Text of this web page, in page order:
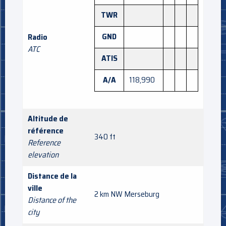
Radio
ATC
TWR
GND
ATIS
A/A
118,990
Altitude de
référence
Reference
elevation
340 ft
Distance de la
ville
Distance of the
city
2 km NW Merseburg